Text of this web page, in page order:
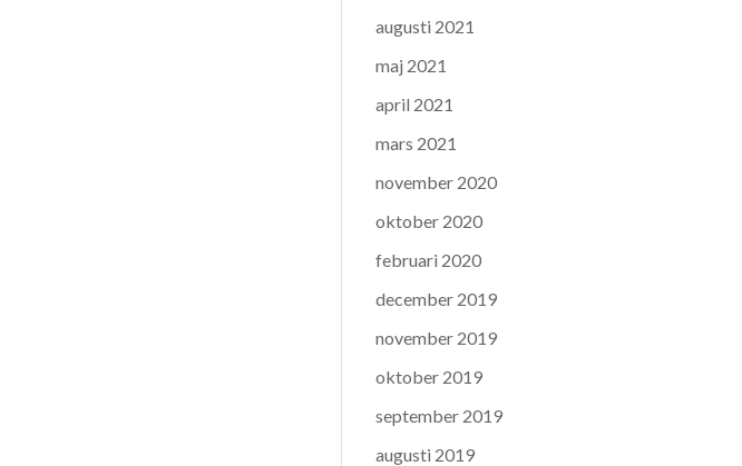
augusti 2021
maj 2021
april 2021
mars 2021
november 2020
oktober 2020
februari 2020
december 2019
november 2019
oktober 2019
september 2019
augusti 2019